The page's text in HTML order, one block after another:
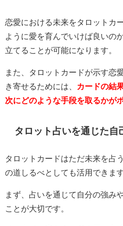
恋愛における未来をタロットカ
ように愛を育んでいけば良いの
立てることが可能になります。
また、タロットカードが示す恋
き寄せるためには、
カードの結
次にどのような手段を取るかが
タロット占いを通じた自
タロットカードはただ未来を占
の道しるべとしても活用できます
まず、占いを通じて自分の強み
ことが大切です。